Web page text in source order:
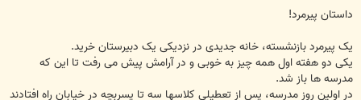
ت
داستان پیرمرد!
یک پیرمرد بازنشسته، خانه جدیدی در نزدیکی یک دبیرستان خرید.
یکی دو هفته اول همه چیز به خوبی و در آرامش پیش می رفت تا این که
مدرسه ها باز شد.
در اولین روز مدرسه، پس از تعطیلی کلاسها سه تا پسربچه در خیابان راه افتادند